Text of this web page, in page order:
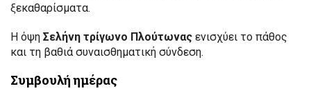
ξεκαθαρίσματα.
Η όψη Σελήνη τρίγωνο Πλούτωνας ενισχύει το πάθος
και τη βαθιά συναισθηματική σύνδεση.
Συμβουλή ημέρας